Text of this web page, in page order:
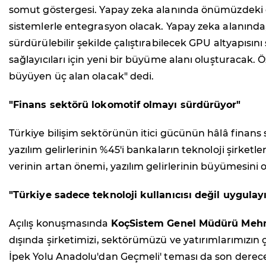
somut göstergesi. Yapay zeka alanında
sistemlerle entegrasyon olacak. Yapay zeka
sürdürülebilir şekilde çalıştırabilecek GPU
sağlayıcıları için yeni bir büyüme alanı
büyüyen üç alan olacak" dedi.
"Finans sektörü lokomotif olmayı sürdürüyor"
Türkiye bilişim sektörünün itici gücünün hâlâ
yazılım gelirlerinin %45'i bankaların teknoloji
verinin artan önemi, yazılım gelirlerinin
"Türkiye sadece teknoloji kullanıcısı değil
Açılış konuşmasında KoçSistem Genel Müdürü
dışında şirketimizi, sektörümüzü ve
İpek Yolu Anadolu'dan Geçmeli' teması da son